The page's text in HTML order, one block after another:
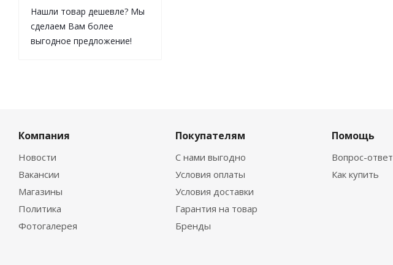
Нашли товар дешевле? Мы
сделаем Вам более
выгодное предложение!
Компания
Новости
Вакансии
Магазины
Политика
Фотогалерея
Покупателям
С нами выгодно
Условия оплаты
Условия доставки
Гарантия на товар
Бренды
Помощь
Вопрос-ответ
Как купить